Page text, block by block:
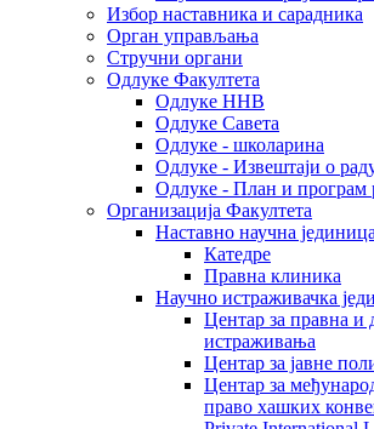
Избор наставника и сарадника
Oрган управљања
Стручни органи
Одлуке Факултета
Одлуке ННВ
Одлуке Савета
Одлуке - школарина
Одлуке - Извештаји о
Одлуке - План и програм
Организација Факултета
Наставно научна јединица
Катедре
Правна клиника
Научно истраживачка
Центар за правна и
истраживања
Центар за јавне
Центар за
право хашких